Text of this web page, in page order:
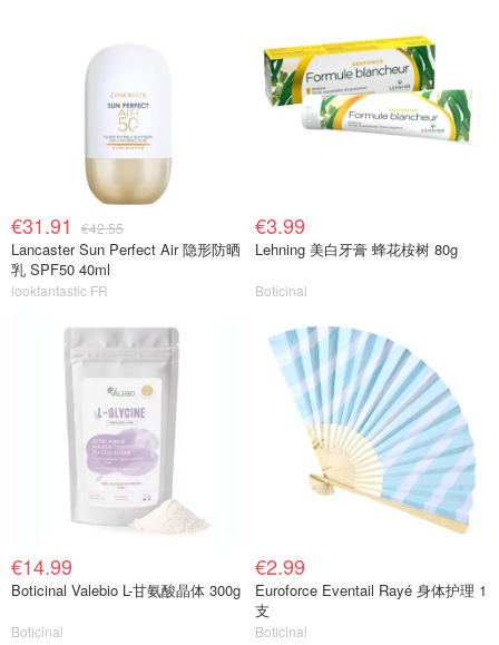
€31.91 €42.55
Lancaster Sun Perfect Air 隐形防晒
乳 SPF50 40ml
lookfantastic FR
€3.99
Lehning 美白牙膏 蜂花桉树 80g
Boticinal
€14.99
Boticinal Valebio L-甘氨酸晶体 300g
Boticinal
€2.99
Euroforce Eventail Rayé 身体护理 1
支
Boticinal